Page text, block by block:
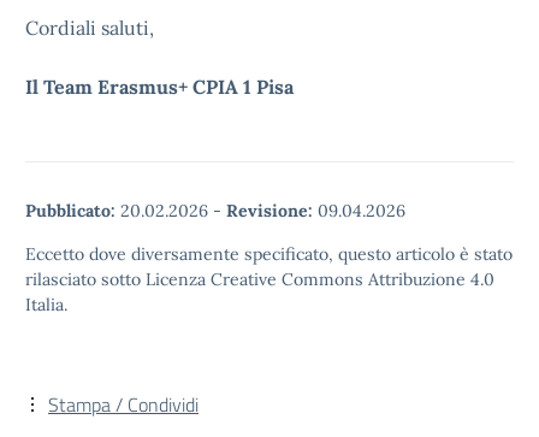
Cordiali saluti,
Il Team Erasmus+ CPIA 1 Pisa
Pubblicato: 20.02.2026 - Revisione: 09.04.2026
Eccetto dove diversamente specificato, questo articolo è stato
rilasciato sotto Licenza Creative Commons Attribuzione 4.0
Italia.
Stampa / Condividi